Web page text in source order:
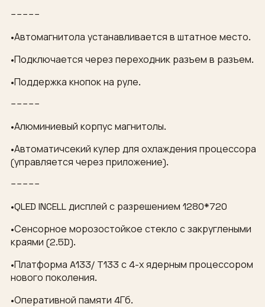
−−−−−
•Автомагнитола устанавливается в штатное место.
•Подключается через переходник разъем в разъем.
•Поддержка кнопок на руле.
−−−−−
•Алюминиевый корпус магнитолы.
•Автоматичсекий кулер для охлаждения процессора
(управляется через приложение).
−−−−−
•QLED INCELL дисплей с разрешением 1280*720
•Сенсорное морозостойкое стекло с закруглеными
краями (2.5D).
•Платформа A133/ T133 с 4-х ядерным процессором
нового поколения.
•Оперативной памяти 4Гб.